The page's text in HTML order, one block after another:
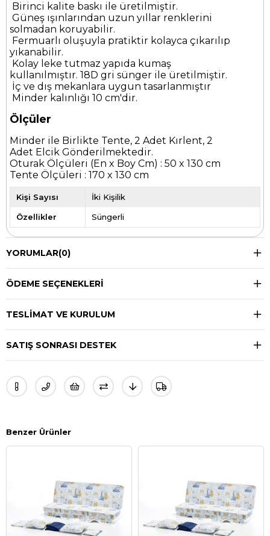
Birinci kalite baskı ile üretilmiştir.
Güneş ışınlarından uzun yıllar renklerini
solmadan koruyabilir.
Fermuarlı oluşuyla pratiktir kolayca çıkarılıp
yıkanabilir.
Kolay leke tutmaz yapıda kumaş
kullanılmıştır. 18D gri sünger ile üretilmiştir.
İç ve dış mekanlara uygun tasarlanmıştır
Minder kalınlığı 10 cm'dir.
Ölçüler
Minder ile Birlikte Tente, 2 Adet Kırlent, 2
Adet Elcik Gönderilmektedir.
Oturak Ölçüleri (En x Boy Cm) : 50 x 130 cm
Tente Ölçüleri : 170 x 130 cm
Kişi Sayısı İki Kişilik
Özellikler Süngerli
YORUMLAR(0)
ÖDEME SEÇENEKLERI
TESLIMAT VE KURULUM
SATIŞ SONRASI DESTEK
Benzer Ürünler